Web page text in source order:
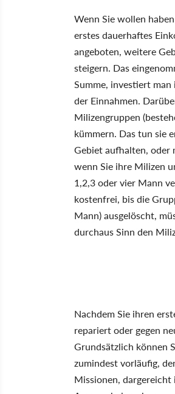
Wenn Sie wollen
erstes dauerhaftes
angeboten, weitere
steigern. Das
Summe, investiert
der Einnahmen.
Milizengruppen
kümmern. Das tun sie
Gebiet aufhalten, oder
wenn Sie ihre Milizen
1,2,3 oder vier Mann
kostenfrei, bis die
Mann) ausgelöscht,
durchaus Sinn den
Nachdem Sie ihren
repariert oder gegen
Grundsätzlich können
zumindest vorläufig,
Missionen,